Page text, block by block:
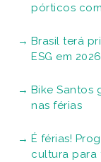
pórticos
Brasil terá
ESG em 2026
Bike Santos
nas férias
É férias!
cultura para